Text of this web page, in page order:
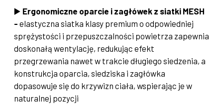
▶️ Ergonomiczne oparcie i zagłówek z siatki MESH
- elastyczna siatka klasy premium o odpowiedniej
sprężystości i przepuszczalności powietrza zapewnia
doskonałą wentylację, redukując efekt
przegrzewania nawet w trakcie długiego siedzenia, a
konstrukcja oparcia, siedziska i zagłówka
dopasowuje się do krzywizn ciała, wspierając je w
naturalnej pozycji